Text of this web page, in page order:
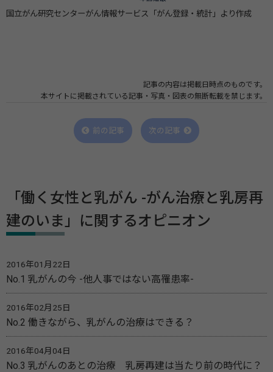
国立がん研究センターがん情報サービス「がん登録・統計」より作成
記事の内容は掲載日時点のものです。
本サイトに掲載されている記事・写真・図表の無断転載を禁じます。
前の記事 次の記事
「働く女性と乳がん -がん治療と乳房再
建のいま」に関するオピニオン
2016年01月22日
No.1 乳がんの今 -他人事ではない高罹患率-
2016年02月25日
No.2 働きながら、乳がんの治療はできる？
2016年04月04日
No.3 乳がんのあとの治療 乳房再建は当たり前の時代に？